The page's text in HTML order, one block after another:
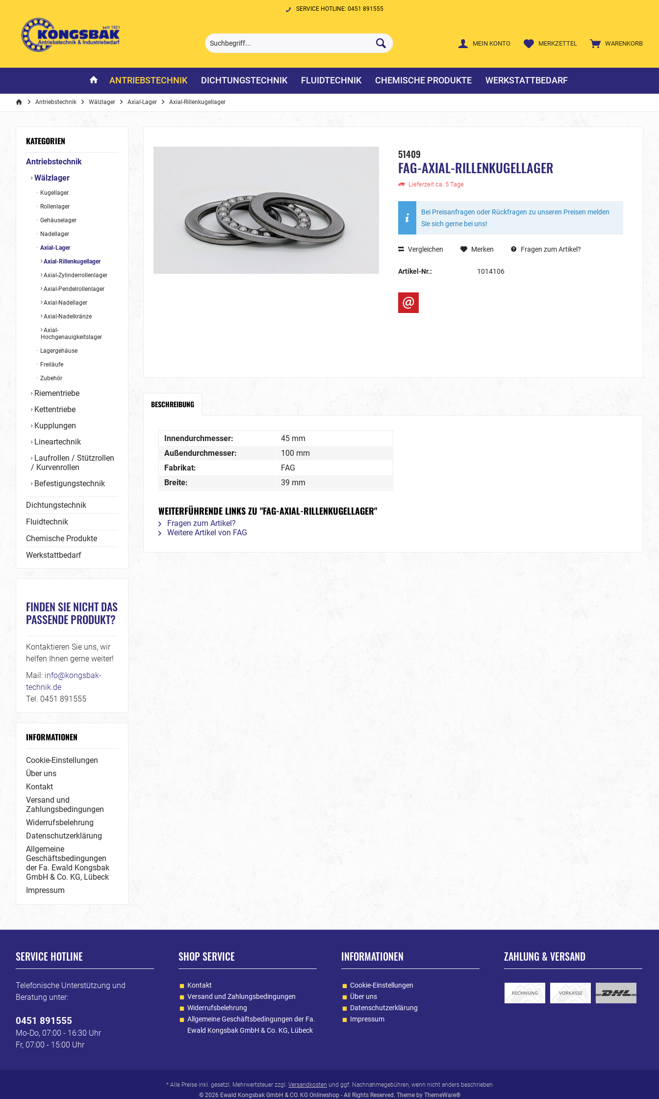
SERVICE HOTLINE: 0451 891555
WARENKORB
MERKZETTEL
MEIN KONTO
ANTRIEBSTECHNIK DICHTUNGSTECHNIK FLUIDTECHNIK CHEMISCHE PRODUKTE WERKSTATTBEDARF
Antriebstechnik Wälzlager Axial-Lager Axial-Rillenkugellager
KATEGORIEN
Antriebstechnik
Wälzlager
Kugellager
Rollenlager
Gehäuselager
Nadellager
Axial-Lager
Axial-Rillenkugellager
Axial-Zylinderrollenlager
Axial-Pendelrollenlager
Axial-Nadellager
Axial-Nadelkränze
Axial-
Hochgenauigkeitslager
Lagergehäuse
Freiläufe
Zubehör
Riementriebe
Kettentriebe
Kupplungen
Lineartechnik
Laufrollen / Stützrollen
/ Kurvenrollen
Befestigungstechnik
Dichtungstechnik
Fluidtechnik
Chemische Produkte
Werkstattbedarf
FINDEN SIE NICHT DAS
PASSENDE PRODUKT?
Kontaktieren Sie uns, wir
helfen Ihnen gerne weiter!
Mail: info@kongsbak-
technik.de
Tel. 0451 891555
INFORMATIONEN
Cookie-Einstellungen
Über uns
Kontakt
Versand und
Zahlungsbedingungen
Widerrufsbelehrung
Datenschutzerklärung
Allgemeine
Geschäftsbedingungen
der Fa. Ewald Kongsbak
GmbH & Co. KG, Lübeck
Impressum
51409
FAG-AXIAL-RILLENKUGELLAGER
Lieferzeit ca. 5 Tage
Bei Preisanfragen oder Rückfragen zu unseren Preisen melden
Sie sich gerne bei uns!
Vergleichen Merken Fragen zum Artikel?
Artikel-Nr.: 1014106
BESCHREIBUNG
Innendurchmesser:
45 mm
Außendurchmesser:
100 mm
Fabrikat:
FAG
Breite:
39 mm
WEITERFÜHRENDE LINKS ZU "FAG-AXIAL-RILLENKUGELLAGER"
Fragen zum Artikel?
Weitere Artikel von FAG
SERVICE HOTLINE
Telefonische Unterstützung und
Beratung unter:
0451 891555
Mo-Do, 07:00 - 16:30 Uhr
Fr, 07:00 - 15:00 Uhr
SHOP SERVICE
Kontakt
Versand und Zahlungsbedingungen
Widerrufsbelehrung
Allgemeine Geschäftsbedingungen der Fa.
Ewald Kongsbak GmbH & Co. KG, Lübeck
INFORMATIONEN
Cookie-Einstellungen
Über uns
Datenschutzerklärung
Impressum
ZAHLUNG & VERSAND
* Alle Preise inkl. gesetzl. Mehrwertsteuer zzgl. Versandkosten und ggf. Nachnahmegebühren, wenn nicht anders beschrieben
© 2026 Ewald Kongsbak GmbH & CO. KG Onlineshop - All Rights Reserved. Theme by ThemeWare®